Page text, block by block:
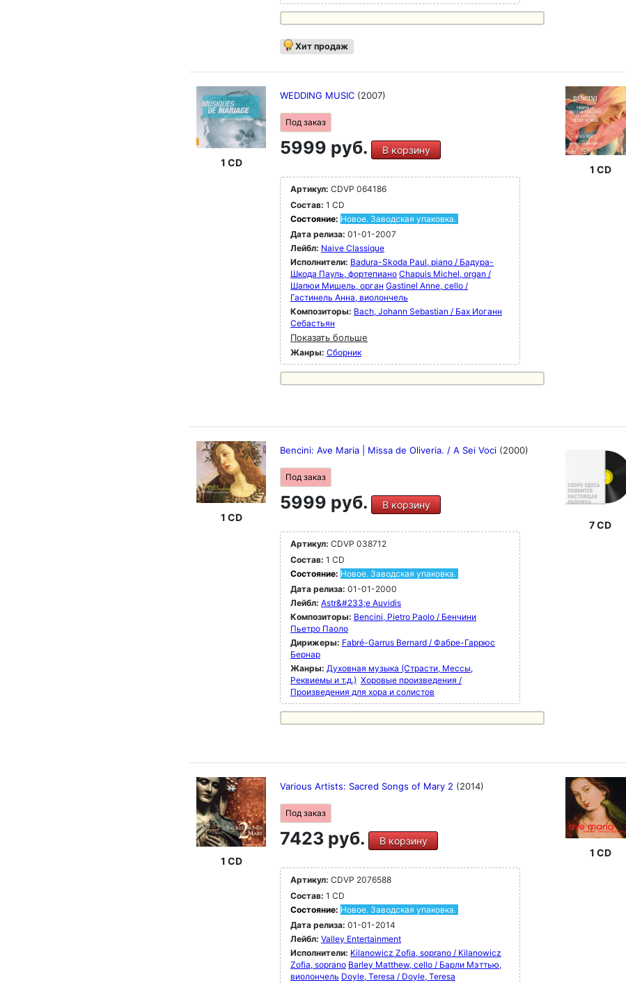
Хит продаж
1 CD
WEDDING MUSIC (2007)
Под заказ
5999 руб. В корзину
Артикул: CDVP 064186
Состав: 1 CD
Состояние: Новое. Заводская упаковка.
Дата релиза: 01-01-2007
Лейбл: Naive Classique
Исполнители: Badura-Skoda Paul, piano / Бадура-
Шкода Пауль, фортепиано Chapuis Michel, organ /
Шапюи Мишель, орган Gastinel Anne, cello /
Гастинель Анна, виолончель
Композиторы: Bach, Johann Sebastian / Бах Иоганн
Себастьян
Показать больше
Жанры: Сборник
1 CD
1 CD
Bencini: Ave Maria | Missa de Oliveria. / A Sei Voci (2000)
Под заказ
5999 руб. В корзину
Артикул: CDVP 038712
Состав: 1 CD
Состояние: Новое. Заводская упаковка.
Дата релиза: 01-01-2000
Лейбл: Astr&#233;e Auvidis
Композиторы: Bencini, Pietro Paolo / Бенчини
Пьетро Паоло
Дирижеры: Fabré-Garrus Bernard / Фабре-Гаррюс
Бернар
Жанры: Духовная музыка (Страсти, Мессы,
Реквиемы и т.д.) Хоровые произведения /
Произведения для хора и солистов
7 CD
1 CD
Various Artists: Sacred Songs of Mary 2 (2014)
Под заказ
7423 руб. В корзину
Артикул: CDVP 2076588
Состав: 1 CD
Состояние: Новое. Заводская упаковка.
Дата релиза: 01-01-2014
Лейбл: Valley Entertainment
Исполнители: Kilanowicz Zofia, soprano / Kilanowicz
Zofia, soprano Barley Matthew, cello / Барли Мэттью,
виолончель Doyle, Teresa / Doyle, Teresa
1 CD